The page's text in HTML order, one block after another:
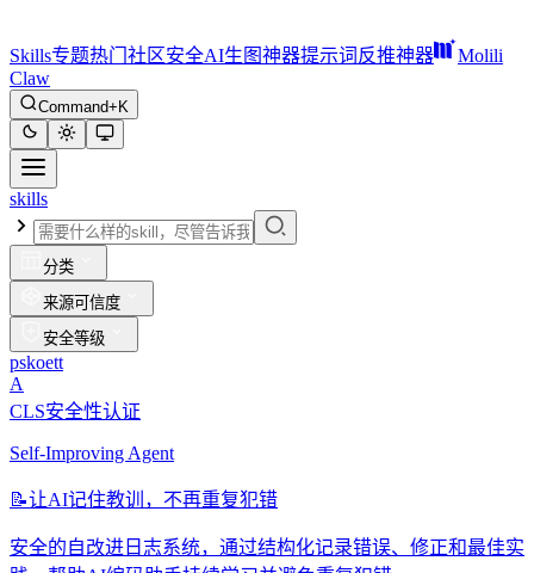
Skills专题热门 社区安全AI生图神器提示词反推神器
Molili
Claw
Command+K
skills
分类
来源可信度
安全等级
pskoett
A
CLS安全性认证
Self-Improving Agent
📝让AI记住教训，不再重复犯错
安全的自改进日志系统，通过结构化记录错误、修正和最佳实